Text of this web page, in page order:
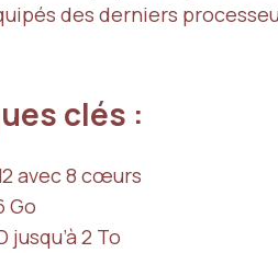
des derniers
clés :
avec 8 cœurs
Go
jusqu’à 2 To